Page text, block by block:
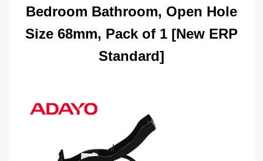
Bedroom Bathroom, Open Hole
Size 68mm, Pack of 1 [New ERP
Standard]